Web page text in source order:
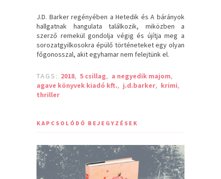
J.D. Barker regényében a Hetedik és A bárányok
hallgatnak hangulata találkozik, miközben a
szerző remekül gondolja végig és újítja meg a
sorozatgyilkosokra épülő történeteket egy olyan
főgonosszal, akit egyhamar nem felejtünk el.
TAGS: 2018, 5 csillag, a negyedik majom,
agave könyvek kiadó kft., j.d.barker, krimi,
thriller
KAPCSOLÓDÓ BEJEGYZÉSEK